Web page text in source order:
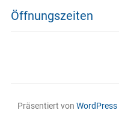
Öffnungszeiten
Präsentiert von WordPress